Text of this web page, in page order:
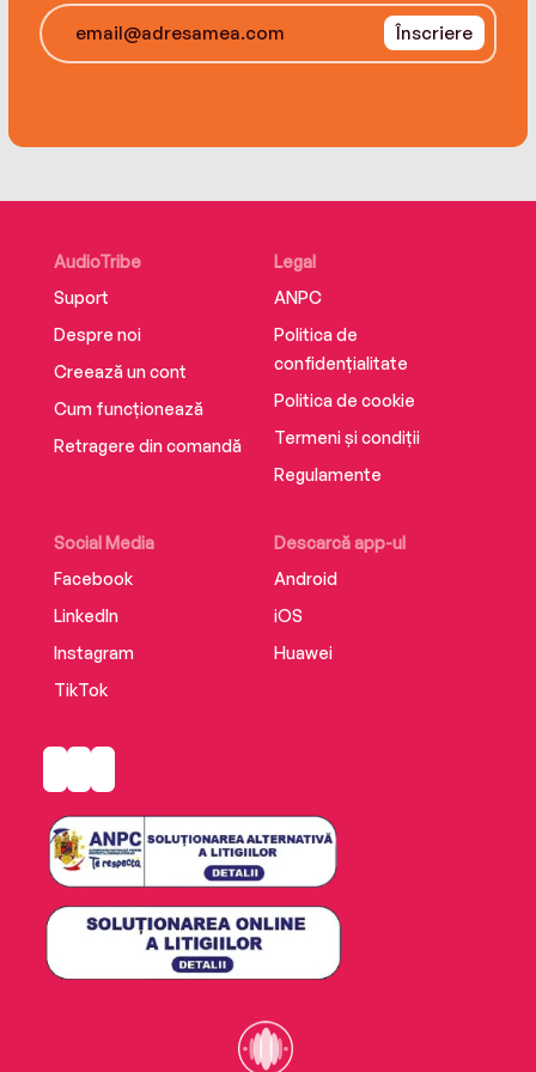
Înscriere
AudioTribe
Suport
Despre noi
Creează un cont
Cum funcționează
Retragere din comandă
Social Media
Facebook
LinkedIn
Instagram
TikTok
Descarcă app-ul
Android
iOS
Huawei
Legal
ANPC
Politica de
confidențialitate
Politica de cookie
Termeni și condiții
Regulamente